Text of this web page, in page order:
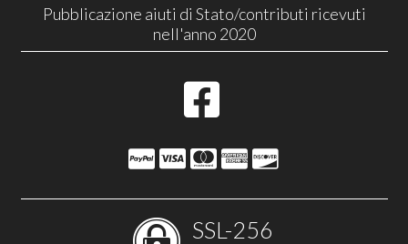
Pubblicazione aiuti di Stato/contributi ricevuti
nell'anno 2020
SSL-256